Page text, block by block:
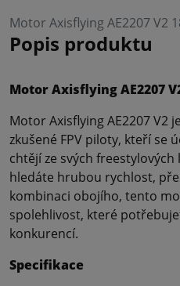
Motor Axisflying AE2207 V2
Popis produktu
Motor Axisflying AE2207
Motor Axisflying AE2207 V2
zkušené FPV piloty, kteří se
chtějí ze svých
hledáte hrubou rychlost,
kombinaci obojího, tento
spolehlivost, které
konkurencí.
Specifikace